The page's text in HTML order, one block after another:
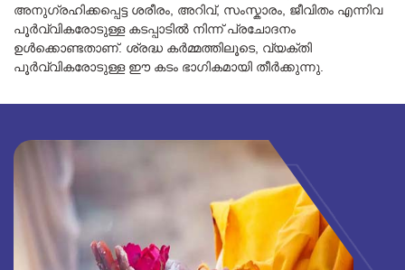
അനുഗ്രഹിക്കപ്പെട്ട ശരീരം, അറിവ്, സംസ്കാരം, ജീവിതം എന്നിവ
പൂർവ്വികരോടുള്ള കടപ്പാടിൽ നിന്ന് പ്രചോദനം
ഉൾക്കൊണ്ടതാണ്. ശ്രദ്ധ കർമ്മത്തിലൂടെ, വ്യക്തി
പൂർവ്വികരോടുള്ള ഈ കടം ഭാഗികമായി തീർക്കുന്നു.